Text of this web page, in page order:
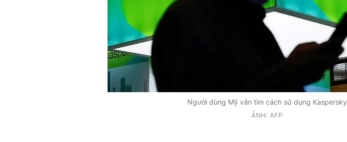
Người dùng Mỹ vẫn tìm cách sử dụng Kaspersky
ẢNH: AFP